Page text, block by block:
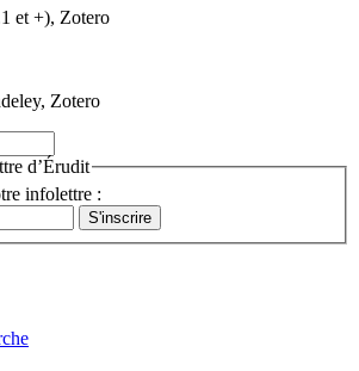
et +), Zotero
Zotero
d’Érudit
infolettre :